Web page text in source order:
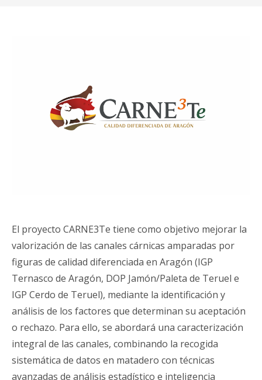
El proyecto CARNE3Te tiene como objetivo mejorar la
valorización de las canales cárnicas amparadas por
figuras de calidad diferenciada en Aragón (IGP
Ternasco de Aragón, DOP Jamón/Paleta de Teruel e
IGP Cerdo de Teruel), mediante la identificación y
análisis de los factores que determinan su aceptación
o rechazo. Para ello, se abordará una caracterización
integral de las canales, combinando la recogida
sistemática de datos en matadero con técnicas
avanzadas de análisis estadístico e inteligencia